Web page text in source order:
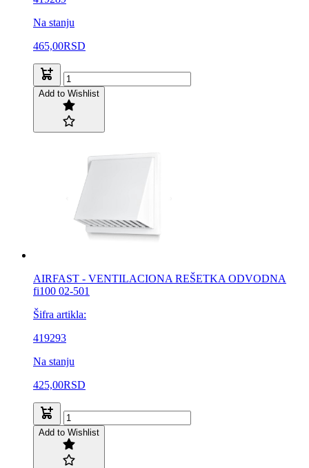
Na stanju
465,00RSD
Add to Wishlist
AIRFAST - VENTILACIONA REŠETKA ODVODNA
fi100 02-501
Šifra artikla:
419293
Na stanju
425,00RSD
Add to Wishlist